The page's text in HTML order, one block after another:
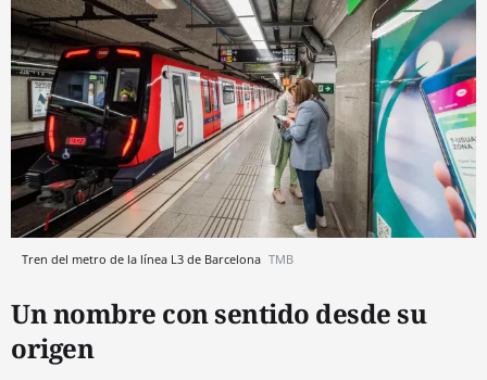
Tren del metro de la línea L3 de Barcelona TMB
Un nombre con sentido desde su
origen